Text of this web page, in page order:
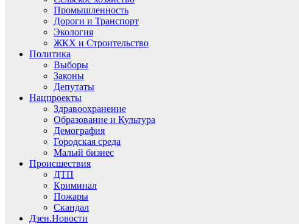
Промышленность
Дороги и Транспорт
Экология
ЖКХ и Строительство
Политика
Выборы
Законы
Депутаты
Нацпроекты
Здравоохранение
Образование и Культура
Демография
Городская среда
Малый бизнес
Происшествия
ДТП
Криминал
Пожары
Скандал
Дзен.Новости